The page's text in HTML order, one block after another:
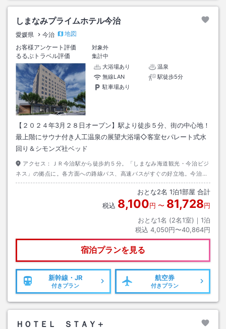
しまなみプライムホテル今治
愛媛県 今治
地図
お客様アンケート評価
対象外
るるぶトラベル評価
集計中
大浴場あり
温泉
無線LAN
駅徒歩5分
駐車場あり
【２０２４年3月２８日オープン】駅より徒歩５分、街の中心地！
最上階にサウナ付き人工温泉の展望大浴場◇客室セパレート式水
回り＆シモンズ社ベッド
アクセス：
ＪＲ今治駅から徒歩約５分。「しまなみ海道観光・今治ビジ
ネス」の拠点に。各方面への路線バス、高速バスがすぐの好立地。今治Ｉ
Ｃより約１０分、今治湯ノ浦ＩＣより約２０分。繁華街にも近い今治の中
心地です。無料駐車場は、敷地内に16台、近隣も合わせて合計70台以上ご
ざいます。無料駐車場が満車の場合にも24時間330円の大型有料駐車場も
おとな2名 1泊1部屋 合計
税込 8,100円 〜 81,728円
おとな1名 (2名1室)｜ 1泊
税込 4,050円〜40,864円
宿泊プランを見る
新幹線・JR
付きプラン
航空券
付きプラン
ＨＯＴＥＬ ＳＴＡＹ＋